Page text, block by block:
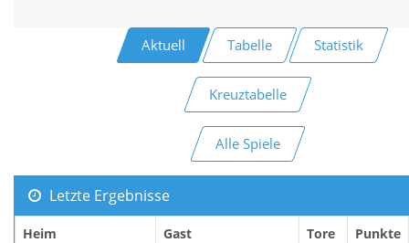
Aktuell Tabelle Statistik
Kreuztabelle
Alle Spiele
Letzte Ergebnisse
Heim Gast Tore Punkte